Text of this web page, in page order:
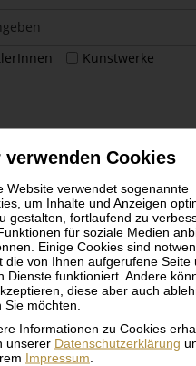
verwenden Cookies
Website verwendet sogenannte
um Inhalte und Anzeigen
gestalten, fortlaufend zu
für soziale Medien
Einige Cookies sind
die von Ihnen aufgerufene Seite
Dienste funktioniert. Andere
diese aber auch
Sie möchten.
Informationen zu Cookies
unserer Datenschutzerklärung
Impressum
Kunstwerke
F G H I J K L M
Museum (ohne